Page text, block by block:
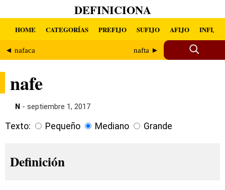
DEFINICIONA
HOME CATEGORÍAS PREFIJO SUFIJO AFIJO INFIJO
◄ nafaca nafta ►
nafe
N - septiembre 1, 2017
Texto: Pequeño Mediano Grande
Definición